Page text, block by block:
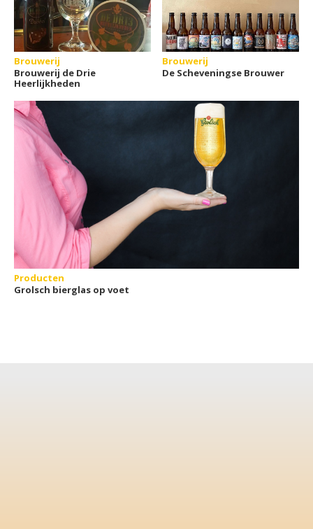
Brouwerij
Brouwerij de Drie
Heerlijkheden
Brouwerij
De Scheveningse Brouwer
Producten
Grolsch bierglas op voet